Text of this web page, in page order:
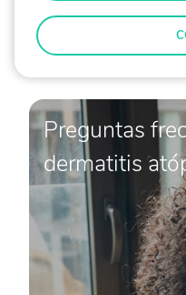
Preguntas
dermatitis